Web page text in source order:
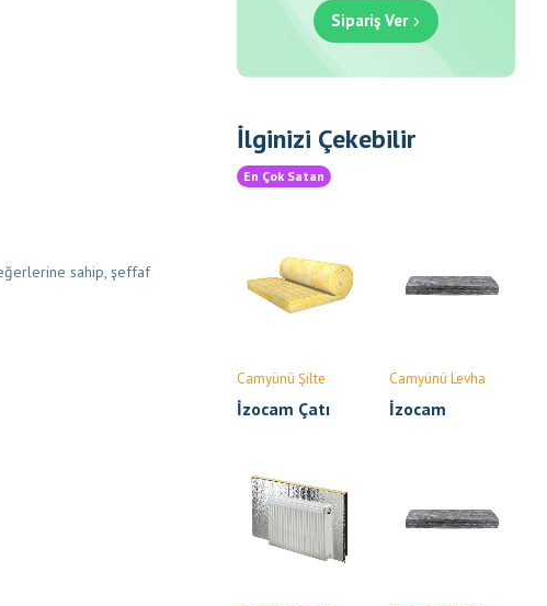
sahip, şeffaf
Sipariş Ver
İlginizi Çekebilir
En Çok Satan
Camyünü Şilte
İzocam Çatı
Camyünü Levha
İzocam